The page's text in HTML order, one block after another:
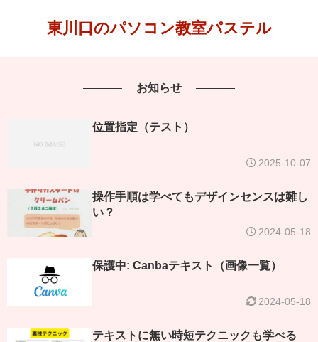
東川口のパソコン教室パステル
お知らせ
位置指定（テスト）
2025-10-07
操作手順は学べてもデザインセンスは難し
い？
2024-05-18
保護中: Canbaテキスト（画像一覧）
2024-05-18
テキストに無い時短テクニックも学べる